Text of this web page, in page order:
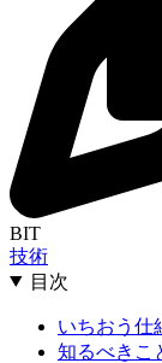
BIT
技術
目次
いちおう仕
知るべきこ